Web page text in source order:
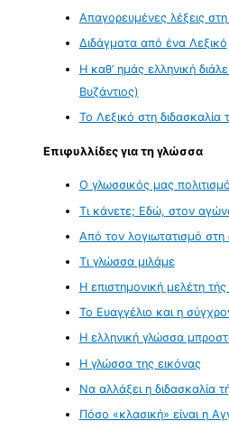
Απαγορευμένες λέξεις
Διδάγματα από ένα Λεξικό
Η καθ’ ημάς ελληνική
Βυζάντιος)
Το Λεξικό στη διδασκαλία
Επιφυλλίδες για τη γλώσσα
Ο γλωσσικός μας
Τι κάνετε; Εδώ, στον
Από τον λογιωτατισμό στη
Τι γλώσσα μιλάμε
Η επιστημονική μελέτη
Το Ευαγγέλιο και η
Η ελληνική γλώσσα
Η γλώσσα της εικόνας
Να αλλάξει η διδασκαλία
Πόσο «κλασική» είναι η